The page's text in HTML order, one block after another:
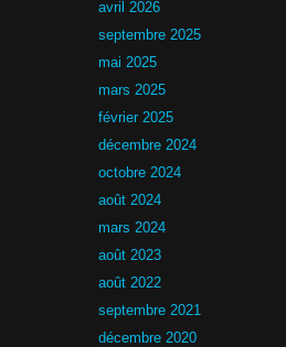
avril 2026
septembre 2025
mai 2025
mars 2025
février 2025
décembre 2024
octobre 2024
août 2024
mars 2024
août 2023
août 2022
septembre 2021
décembre 2020